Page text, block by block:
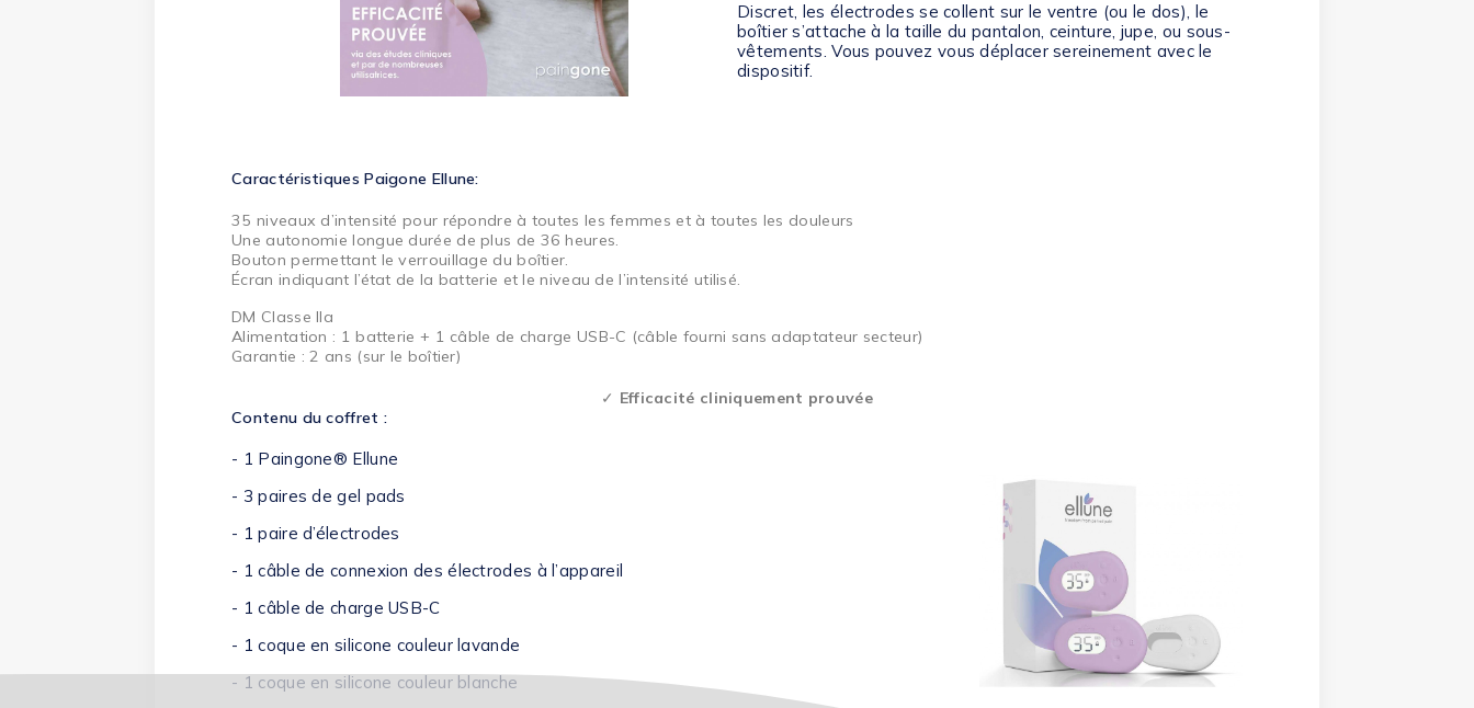
Discret, les électrodes se collent sur le ventre (ou le dos), le
boîtier s’attache à la taille du pantalon, ceinture, jupe, ou sous-
vêtements. Vous pouvez vous déplacer sereinement avec le
dispositif.
Caractéristiques Paigone Ellune:
35 niveaux d’intensité pour répondre à toutes les femmes et à toutes les douleurs
Une autonomie longue durée de plus de 36 heures.
Bouton permettant le verrouillage du boîtier.
Écran indiquant l’état de la batterie et le niveau de l’intensité utilisé.
DM Classe IIa
Alimentation : 1 batterie + 1 câble de charge USB-C (câble fourni sans adaptateur secteur)
Garantie : 2 ans (sur le boîtier)
✓ Efficacité cliniquement prouvée
Contenu du coffret :
- 1 Paingone® Ellune
- 3 paires de gel pads
- 1 paire d’électrodes
- 1 câble de connexion des électrodes à l’appareil
- 1 câble de charge USB-C
- 1 coque en silicone couleur lavande
- 1 coque en silicone couleur blanche